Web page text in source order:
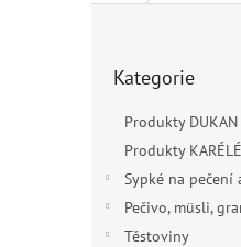
kategorie
Kategorie
Produkty DUKAN
Produkty
Sypké na pečení
Pečivo, müsli,
Těstoviny